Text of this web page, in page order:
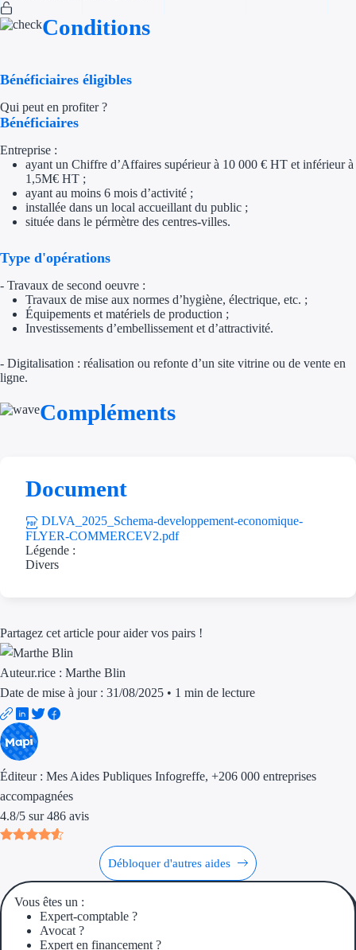
Simulateur d'éligibilité
Quelles aides pour
Ouvrage
Territoires
Aides Région
Aides Région
Conditions
Bénéficiaires éligibles
Qui peut en profiter ?
Bénéficiaires
Entreprise :
ayant un Chiffre d’Affaires supérieur à 10 000 € HT et inférieur à
1,5M€ HT ;
ayant au moins 6 mois d’activité ;
installée dans un local accueillant du public ;
située dans le pérmètre des centres-villes.
Type d'opérations
- Travaux de second oeuvre :
Travaux de mise aux normes d’hygiène, électrique, etc. ;
Équipements et matériels de production ;
Investissements d’embellissement et d’attractivité.
- Digitalisation : réalisation ou refonte d’un site vitrine ou de vente en
ligne.
Compléments
Document
DLVA_2025_Schema-developpement-economique-
FLYER-COMMERCEV2.pdf
Légende :
Divers
Partagez cet article pour aider vos pairs !
Auteur.rice : Marthe Blin
Date de mise à jour : 31/08/2025 • 1 min de lecture
Éditeur : Mes Aides Publiques Infogreffe, +206 000 entreprises
accompagnées
4.8/5 sur 486 avis
Débloquer d'autres aides
Vous êtes un :
Expert-comptable ?
Avocat ?
Expert en financement ?